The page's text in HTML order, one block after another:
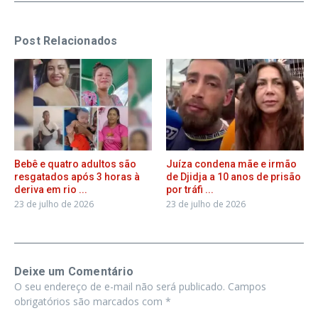
Post Relacionados
Bebê e quatro adultos são
resgatados após 3 horas à
deriva em rio ...
23 de julho de 2026
Juíza condena mãe e irmão
de Djidja a 10 anos de prisão
por tráfi ...
23 de julho de 2026
Deixe um Comentário
O seu endereço de e-mail não será publicado. Campos
obrigatórios são marcados com *